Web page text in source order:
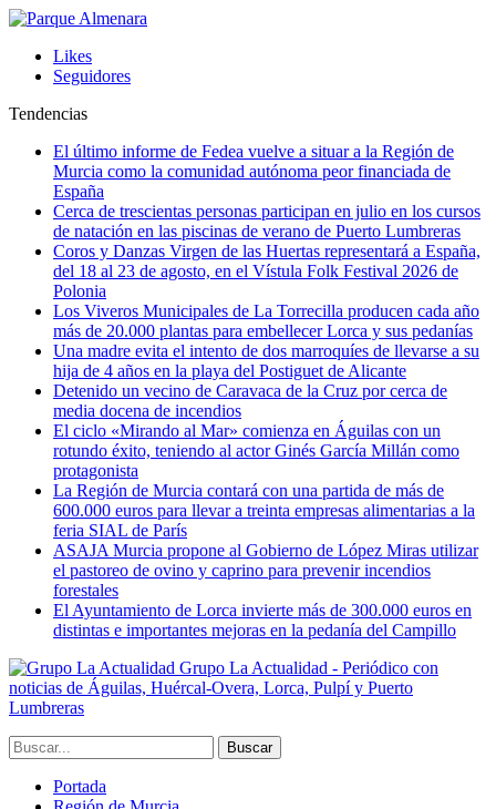
Likes
Seguidores
Tendencias
El último informe de Fedea vuelve a situar a la Región de
Murcia como la comunidad autónoma peor financiada de
España
Cerca de trescientas personas participan en julio en los cursos
de natación en las piscinas de verano de Puerto Lumbreras
Coros y Danzas Virgen de las Huertas representará a España,
del 18 al 23 de agosto, en el Vístula Folk Festival 2026 de
Polonia
Los Viveros Municipales de La Torrecilla producen cada año
más de 20.000 plantas para embellecer Lorca y sus pedanías
Una madre evita el intento de dos marroquíes de llevarse a su
hija de 4 años en la playa del Postiguet de Alicante
Detenido un vecino de Caravaca de la Cruz por cerca de
media docena de incendios
El ciclo «Mirando al Mar» comienza en Águilas con un
rotundo éxito, teniendo al actor Ginés García Millán como
protagonista
La Región de Murcia contará con una partida de más de
600.000 euros para llevar a treinta empresas alimentarias a la
feria SIAL de París
ASAJA Murcia propone al Gobierno de López Miras utilizar
el pastoreo de ovino y caprino para prevenir incendios
forestales
El Ayuntamiento de Lorca invierte más de 300.000 euros en
distintas e importantes mejoras en la pedanía del Campillo
Grupo La Actualidad - Periódico con
noticias de Águilas, Huércal-Overa, Lorca, Pulpí y Puerto
Lumbreras
Portada